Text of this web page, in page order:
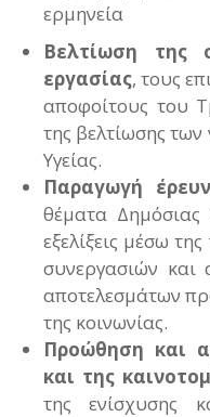
ερμηνεία
Βελτίωση της
εργασίας, τους
αποφοίτους του
της βελτίωσης
Υγείας.
Παραγωγή
θέματα Δημόσιας
εξελίξεις μέσω
συνεργασιών και
αποτελεσμάτων
της κοινωνίας.
Προώθηση και
και της
της ενίσχυσης